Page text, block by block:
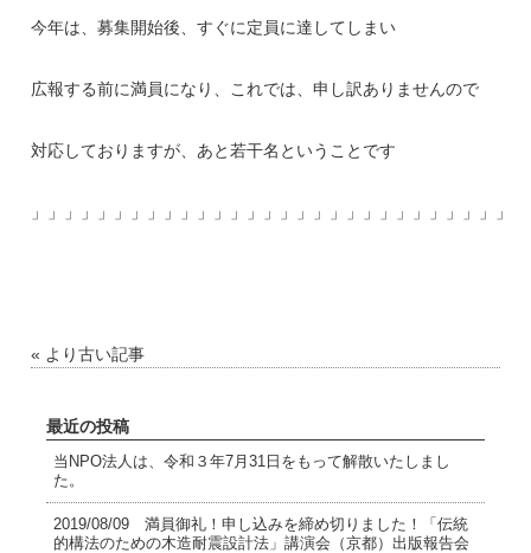
今年は、募集開始後、すぐに定員に達してしまい
広報する前に満員になり、これでは、申し訳ありませんので
対応しておりますが、あと若干名ということです
」」」」」」」」」」」」」」」」」」」」」」」」」」」」」
« より古い記事
最近の投稿
当NPO法人は、令和３年7月31日をもって解散いたしまし
た。
2019/08/09 満員御礼！申し込みを締め切りました！「伝統
的構法のための木造耐震設計法」講演会（京都）出版報告会